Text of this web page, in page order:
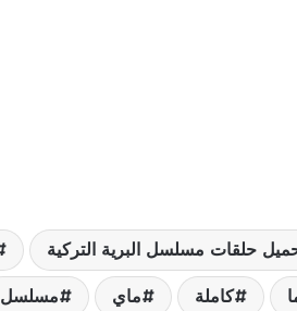
حلقات مسلسل البرية التركية
كاملة ماي مسلسل